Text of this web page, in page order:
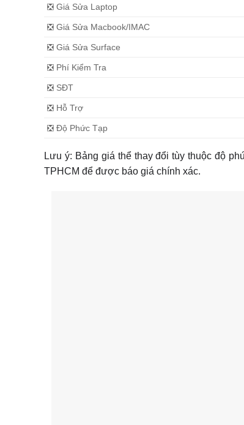
❎ Giá Sửa Laptop
❎ Giá Sửa Macbook/IMAC
❎ Giá Sửa Surface
❎ Phí Kiểm Tra
❎ SĐT
❎ Hỗ Trợ
❎ Độ Phức Tạp
Lưu ý: Bảng giá thể thay đổi tùy thuộc độ
TPHCM để được báo giá chính xác.